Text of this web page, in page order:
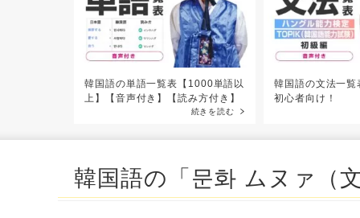
韓国語の単語一覧表【1000単語以
上】【音声付き】【読み方付き】
続きを読む
韓国語の文法一
初心者向け！
韓国語の「문화 ムヌァ（